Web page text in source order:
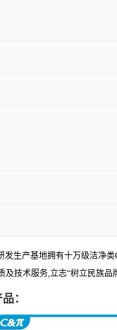
发生产基地拥有十万级洁净
及技术服务,立志“树立民族品
：